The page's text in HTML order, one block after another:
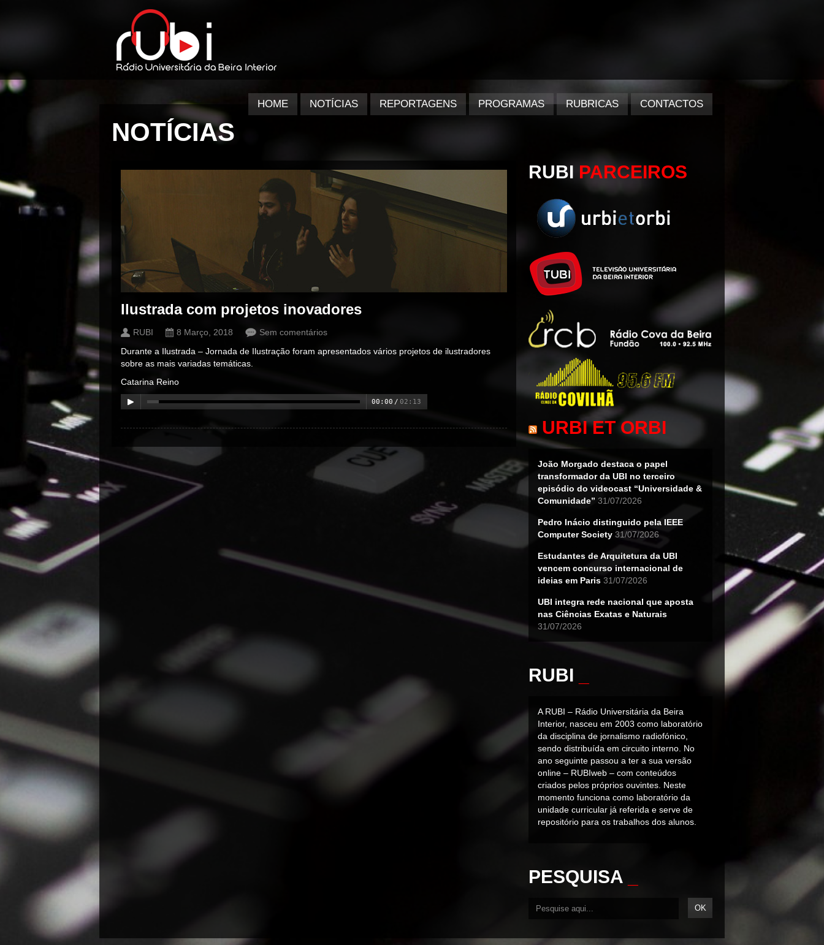
HOME NOTÍCIAS REPORTAGENS PROGRAMAS RUBRICAS CONTACTOS
NOTÍCIAS
RUBI PARCEIROS
URBI ET ORBI
João Morgado destaca o papel
transformador da UBI no terceiro
episódio do videocast “Universidade &
Comunidade” 31/07/2026
Pedro Inácio distinguido pela IEEE
Computer Society 31/07/2026
Estudantes de Arquitetura da UBI
vencem concurso internacional de
ideias em Paris 31/07/2026
UBI integra rede nacional que aposta
nas Ciências Exatas e Naturais
31/07/2026
RUBI
A RUBI – Rádio Universitária da Beira
Interior, nasceu em 2003 como laboratório
da disciplina de jornalismo radiofónico,
sendo distribuída em circuito interno. No
ano seguinte passou a ter a sua versão
online – RUBIweb – com conteúdos
criados pelos próprios ouvintes. Neste
momento funciona como laboratório da
unidade curricular já referida e serve de
repositório para os trabalhos dos alunos.
PESQUISA
Ilustrada com projetos inovadores
RUBI 8 Março, 2018
Sem comentários
Durante a Ilustrada – Jornada de Ilustração foram apresentados vários projetos de ilustradores
sobre as mais variadas temáticas.
Catarina Reino
00:00 / 02:13
00:00 / 00:00